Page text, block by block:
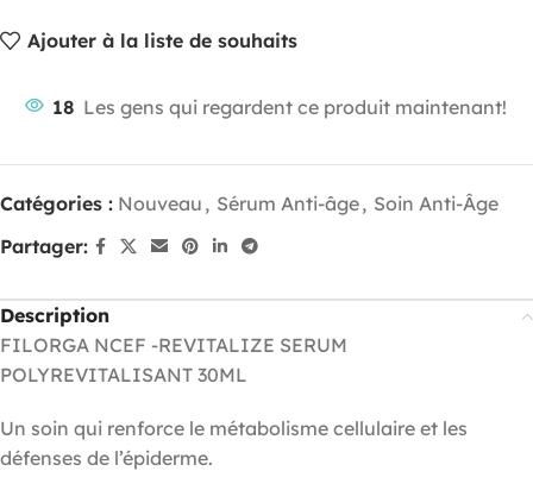
Ajouter à la liste de souhaits
18 Les gens qui regardent ce produit maintenant!
Catégories : Nouveau , Sérum Anti-âge, Soin Anti-Âge
Partager:
Description
FILORGA NCEF -REVITALIZE SERUM
POLYREVITALISANT 30ML
Un soin qui renforce le métabolisme cellulaire et les
défenses de l’épiderme.